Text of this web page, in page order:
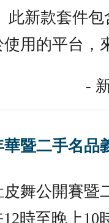
此新款套件
使用的平台，
-
暨二手名品
皮舞公開賽暨
時至晚上